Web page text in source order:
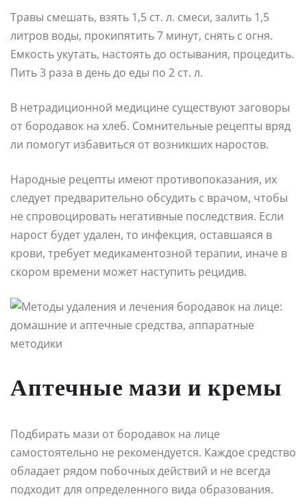
Травы смешать, взять 1,5 ст. л. смеси, залить 1,5
литров воды, прокипятить 7 минут, снять с огня.
Емкость укутать, настоять до остывания, процедить.
Пить 3 раза в день до еды по 2 ст. л.
В нетрадиционной медицине существуют заговоры
от бородавок на хлеб. Сомнительные рецепты вряд
ли помогут избавиться от возникших наростов.
Народные рецепты имеют противопоказания, их
следует предварительно обсудить с врачом, чтобы
не спровоцировать негативные последствия. Если
нарост будет удален, то инфекция, оставшаяся в
крови, требует медикаментозной терапии, иначе в
скором времени может наступить рецидив.
Аптечные мази и кремы
Подбирать мази от бородавок на лице
самостоятельно не рекомендуется. Каждое средство
обладает рядом побочных действий и не всегда
подходит для определенного вида образования.